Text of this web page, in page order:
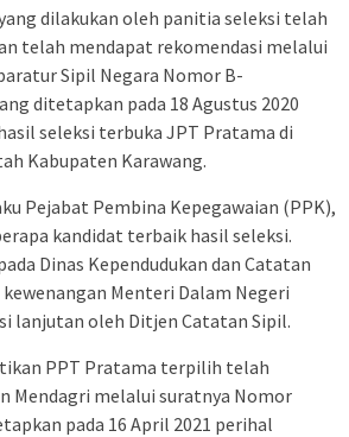
dilakukan oleh panitia seleksi telah
telah mendapat rekomendasi melalui
Sipil Negara Nomor B-
ditetapkan pada 18 Agustus 2020
seleksi terbuka JPT Pratama di
Kabupaten Karawang.
Pejabat Pembina Kepegawaian (PPK),
kandidat terbaik hasil seleksi.
Dinas Kependudukan dan Catatan
Menteri Dalam Negeri
lanjutan oleh Ditjen Catatan Sipil.
PPT Pratama terpilih telah
Mendagri melalui suratnya Nomor
pada 16 April 2021 perihal